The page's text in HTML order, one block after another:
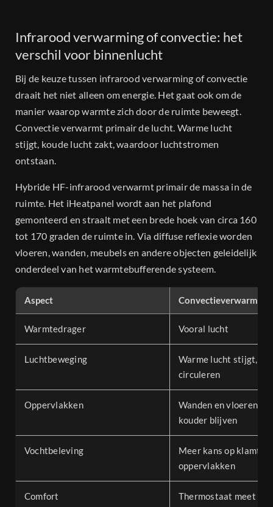
Infrarood verwarming of convectie: het
verschil voor binnenlucht
Bij de keuze tussen infrarood verwarming of convectie
draait het niet alleen om energie. Het gaat ook om de
manier waarop warmte zich door de ruimte beweegt.
Convectie verwarmt primair de lucht. Warme lucht
stijgt, koude lucht zakt, waardoor luchtstromen
ontstaan.
Hybride HF-infrarood verwarmt primair de massa in de
ruimte. Het iHeatpanel wordt aan het plafond
gemonteerd en straalt met een brede hoek van circa 160
tot 170 graden de ruimte in. Via diffuse reflexie worden
vloeren, wanden, meubels en andere objecten geleidelijk
onderdeel van het warmtebufferende systeem.
Aspect Convectieverwarming
Warmtedrager Vooral lucht
Luchtbeweging
Warme lucht stijgt,
circuleren
Oppervlakken
Wanden en vloeren
kouder blijven
Vochtbeleving
Meer kans op klamte
oppervlakken
Comfort
Thermostaat meet